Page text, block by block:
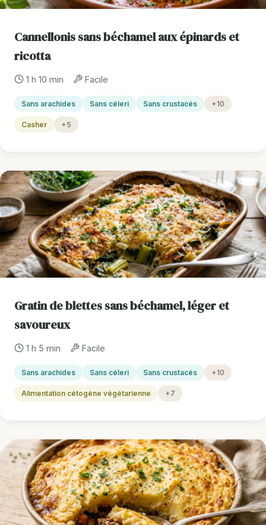
Cannellonis sans béchamel aux épinards et
ricotta
1 h 10 min Facile
Sans arachides Sans céleri Sans crustacés +10
Casher +5
Gratin de blettes sans béchamel, léger et
savoureux
1 h 5 min Facile
Sans arachides Sans céleri Sans crustacés +10
Alimentation cétogène végétarienne +7